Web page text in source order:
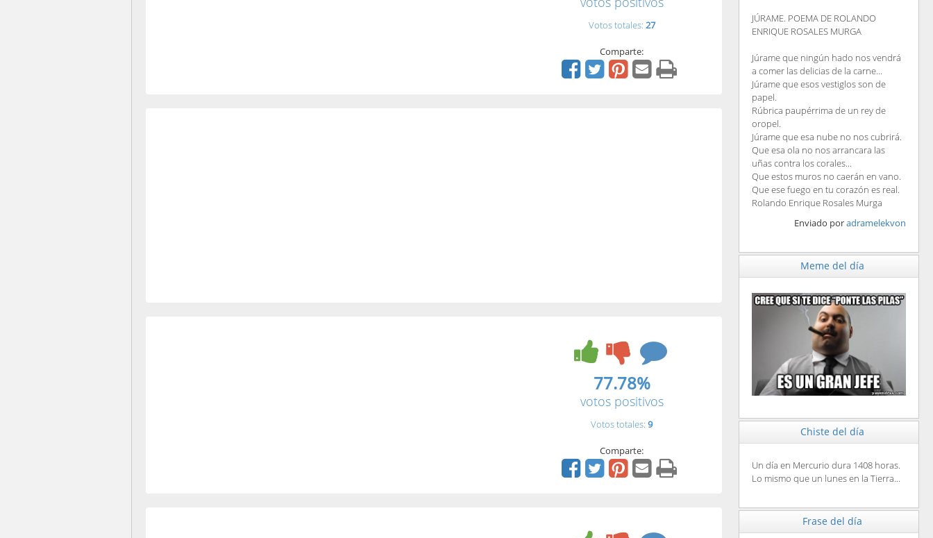
Votos totales: 27
Comparte:
77.78%
votos positivos
Votos totales: 9
Comparte:
JÚRAME. POEMA DE ROLANDO
ENRIQUE ROSALES MURGA
Júrame que ningún hado nos vendrá
a comer las delicias de la carne...
Júrame que esos vestiglos son de
papel.
Rúbrica paupérrima de un rey de
oropel.
Júrame que esa nube no nos cubrirá.
Que esa ola no nos arrancara las
uñas contra los corales...
Que estos muros no caerán en vano.
Que ese fuego en tu corazón es real.
Rolando Enrique Rosales Murga
Enviado poradramelekvon
Meme del día
Chiste del día
Un día en Mercurio dura 1408 horas.
Lo mismo que un lunes en la Tierra...
Frase del día